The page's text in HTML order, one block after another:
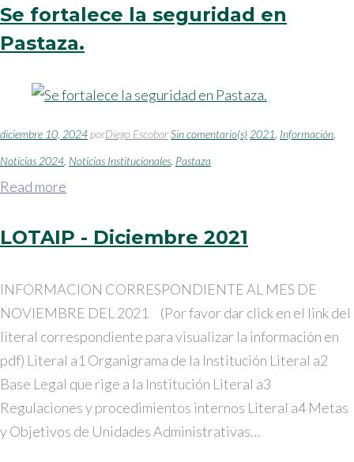
Categoría:
2021
Se fortalece la seguridad en
Pastaza.
diciembre 10, 2024porDiego EscobarSin comentario(s) 2021 Información
Noticias 2024 Noticias Institucionales Pastaza
Read more
LOTAIP - Diciembre 2021
INFORMACION CORRESPONDIENTE AL MES DE
NOVIEMBRE DEL 2021 (Por favor dar click en el link del
literal correspondiente para visualizar la información en
pdf) Literal a1 Organigrama de la Institución Literal a2
Base Legal que rige a la Institución Literal a3
Regulaciones y procedimientos internos Literal a4 Metas
y Objetivos de Unidades Administrativas…